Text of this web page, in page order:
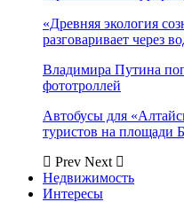
«Древняя экология
разговаривает через
Владимира Путина
фототроллей
Автобусы для
туристов на площади
Prev Next
Недвижимость
Интересы